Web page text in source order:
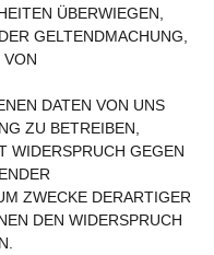
ÜBERWIEGEN,
GELTENDMACHUNG,
VON
DATEN VON UNS
ZU BETREIBEN,
WIDERSPRUCH GEGEN
ZWECKE DERARTIGER
DEN WIDERSPRUCH